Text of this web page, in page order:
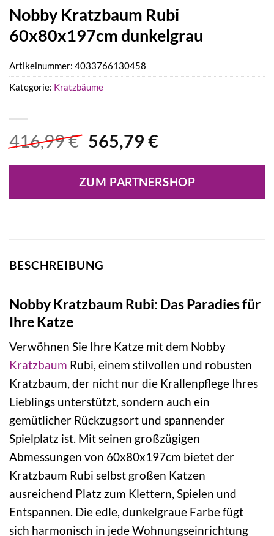
Nobby Kratzbaum Rubi
60x80x197cm dunkelgrau
416,99€ Ursprünglicher
Preis
war:
416,99 €
565,79 €Aktueller
ist:
565,79 €.
ZUM PARTNERSHOP
Artikelnummer: 4033766130458
Kategorie: Kratzbäume
BESCHREIBUNG
Nobby Kratzbaum Rubi: Das Paradies für
Ihre Katze
Verwöhnen Sie Ihre Katze mit dem Nobby
Kratzbaum Rubi, einem stilvollen und robusten
Kratzbaum, der nicht nur die Krallenpflege Ihres
Lieblings unterstützt, sondern auch ein
gemütlicher Rückzugsort und spannender
Spielplatz ist. Mit seinen großzügigen
Abmessungen von 60x80x197cm bietet der
Kratzbaum Rubi selbst großen Katzen
ausreichend Platz zum Klettern, Spielen und
Entspannen. Die edle, dunkelgraue Farbe fügt
sich harmonisch in jede Wohnungseinrichtung